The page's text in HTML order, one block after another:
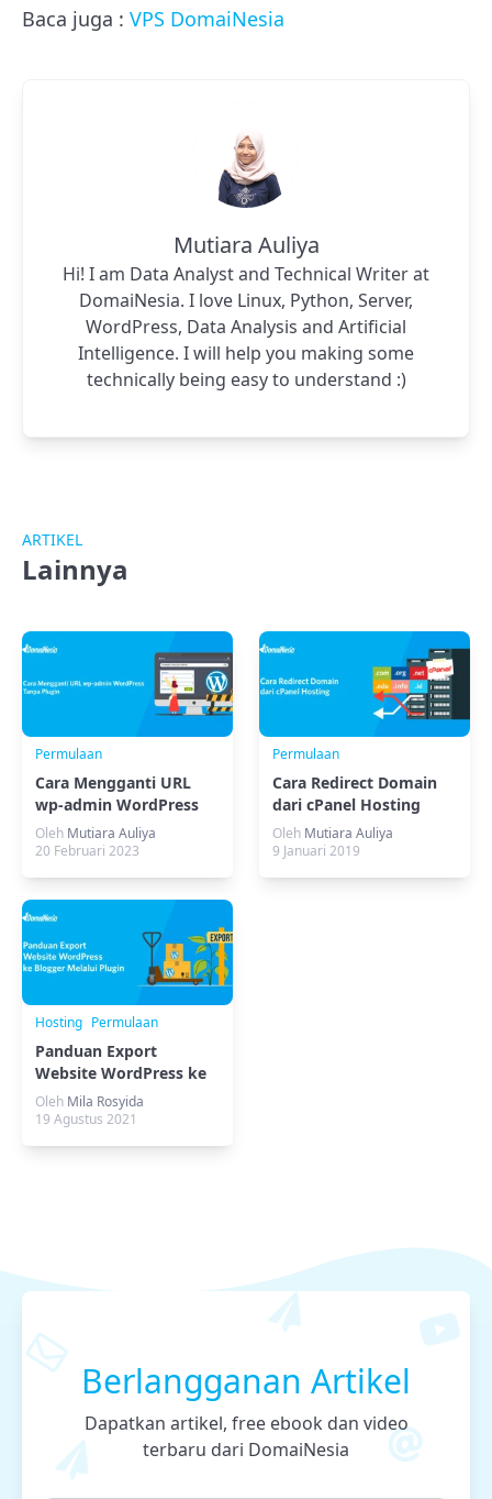
Baca juga : VPS DomaiNesia
Mutiara Auliya
Hi! I am Data Analyst and Technical Writer at
DomaiNesia. I love Linux, Python, Server,
WordPress, Data Analysis and Artificial
Intelligence. I will help you making some
technically being easy to understand :)
ARTIKEL
Lainnya
Permulaan
Cara Mengganti URL
wp-admin WordPress
Tanpa Plugin
Oleh Mutiara Auliya
20 Februari 2023
Permulaan
Cara Redirect Domain
dari cPanel Hosting
Oleh Mutiara Auliya
9 Januari 2019
Hosting Permulaan
Panduan Export
Website WordPress ke
Blogger Melalui Plugin
Oleh Mila Rosyida
19 Agustus 2021
Berlangganan Artikel
Dapatkan artikel, free ebook dan video
terbaru dari DomaiNesia